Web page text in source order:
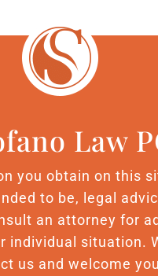
Law
you obtain on this
to be, legal
an attorney for
individual situation.
us and welcome